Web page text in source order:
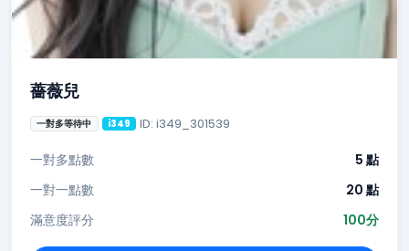
薔薇兒
一對多等待中 i349 ID: i349_301539
一對多點數
5 點
一對一點數
20 點
滿意度評分
100分